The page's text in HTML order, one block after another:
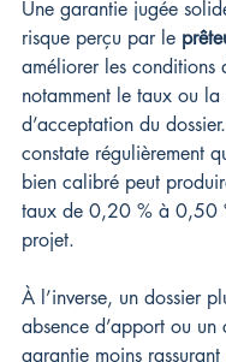
Une garantie jugée
risque perçu par le
améliorer les conditions
notamment le taux ou la
d’acceptation du
constate régulièrement
bien calibré peut
taux de 0,20 % à 0,50
projet.
À l’inverse, un dossier
absence d’apport ou un
garantie moins rassurant